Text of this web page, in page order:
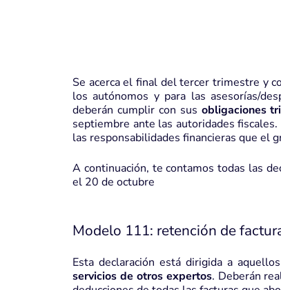
Se acerca el final del tercer trimestre y
los autónomos y para las asesorías/
deberán cumplir con sus obligaciones
septiembre ante las autoridades
las responsabilidades financieras que el
A continuación, te contamos todas las
el 20 de octubre
Modelo 111: retención de
Esta declaración está dirigida a
servicios de otros expertos. Deberán